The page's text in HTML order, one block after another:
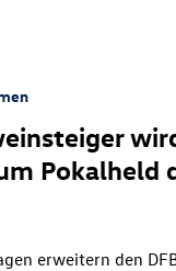
Pokalheld
erweitern den